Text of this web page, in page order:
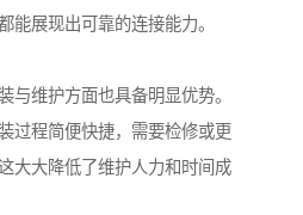
能展现出可靠的连接能力。
与维护方面也具备明显优势。
过程简便快捷，需要检修或更
大大降低了维护人力和时间成